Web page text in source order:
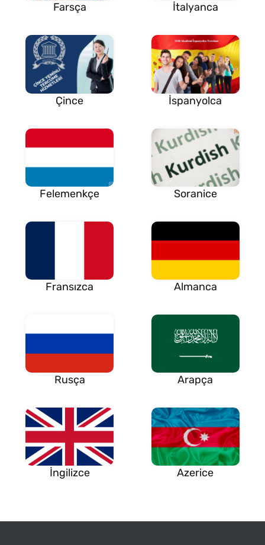
Farsça İtalyanca
Çince İspanyolca
Felemenkçe Soranice
Fransızca Almanca
Rusça Arapça
İngilizce Azerice